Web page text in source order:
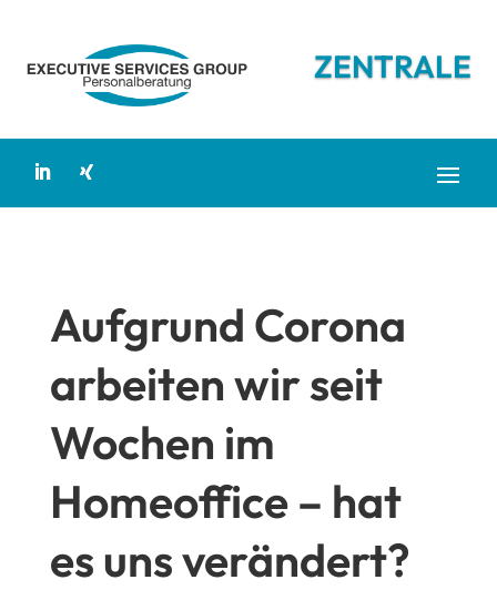
ZENTRALE
Aufgrund Corona
arbeiten wir seit
Wochen im
Homeoffice – hat
es uns verändert?